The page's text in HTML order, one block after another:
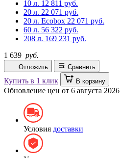
10 л. 12 811 руб.
20 л. 22 071 руб.
20 л. Ecobox 22 071 руб.
60 л. 56 322 руб.
208 л. 169 231 руб.
1 639 руб.
Отложить Сравнить
Купить в 1 клик В корзину
Обновление цен от 6 августа 2026
Условия доставки